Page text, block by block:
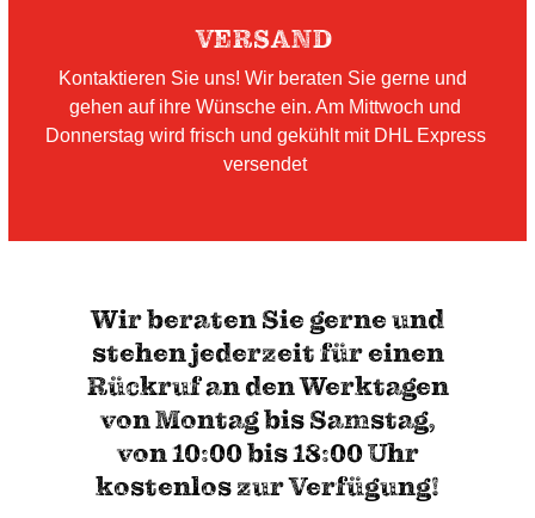
VERSAND
Kontaktieren Sie uns! Wir beraten Sie gerne und
gehen auf ihre Wünsche ein. Am Mittwoch und
Donnerstag wird frisch und gekühlt mit DHL Express
versendet
Wir beraten Sie gerne und
stehen jederzeit für einen
Rückruf an den Werktagen
von Montag bis Samstag,
von 10:00 bis 18:00 Uhr
kostenlos zur Verfügung!